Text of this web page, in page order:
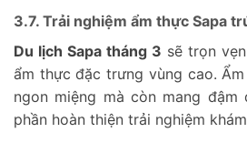
3.7. Trải nghiệm ẩm thực Sapa
Du lịch Sapa tháng 3 sẽ trọn
ẩm thực đặc trưng vùng cao.
ngon miệng mà còn mang đậm
phần hoàn thiện trải nghiệm